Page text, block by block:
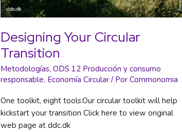
Designing Your Circular
Transition
Metodologías, ODS 12 Producción y consumo
responsable, Economía Circular/ Por Commonomia
One toolkit, eight tools.Our circular toolkit will help
kickstart your transition Click here to view original
web page at ddc.dk